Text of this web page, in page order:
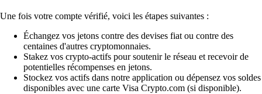
Une fois votre compte vérifié, voici les étapes suivantes :
Échangez vos jetons contre des devises fiat ou contre des
centaines d'autres cryptomonnaies.
Stakez vos crypto-actifs pour soutenir le réseau et recevoir de
potentielles récompenses en jetons.
Stockez vos actifs dans notre application ou dépensez vos soldes
disponibles avec une carte Visa Crypto.com (si disponible).